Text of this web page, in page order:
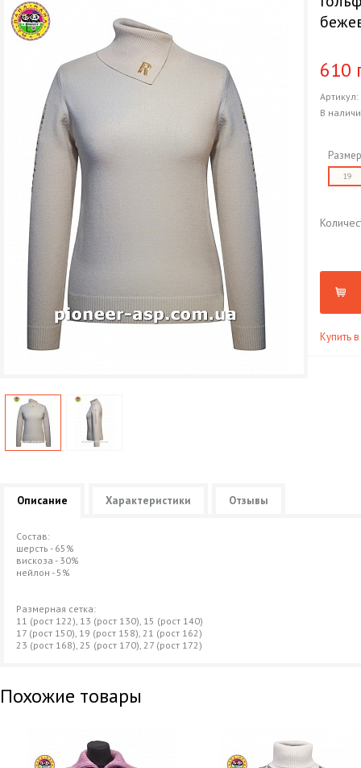
610
Артикул:
В
19
Купить
Описание Характеристики Отзывы
Состав:
шерсть - 65%
вискоза - 30%
нейлон - 5%
Размерная сетка:
11 (рост 122), 13 (рост 130), 15 (рост 140)
17 (рост 150), 19 (рост 158), 21 (рост 162)
23 (рост 168), 25 (рост 170), 27 (рост 172)
Похожие товары